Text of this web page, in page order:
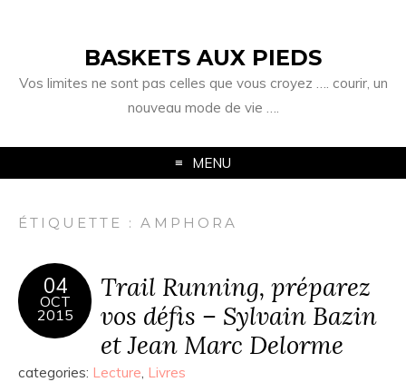
BASKETS AUX PIEDS
Vos limites ne sont pas celles que vous croyez …. courir, un
nouveau mode de vie ….
MENU
ÉTIQUETTE :AMPHORA
04
OCT
2015
Trail Running, préparez
vos défis – Sylvain Bazin
et Jean Marc Delorme
categories: Lecture, Livres